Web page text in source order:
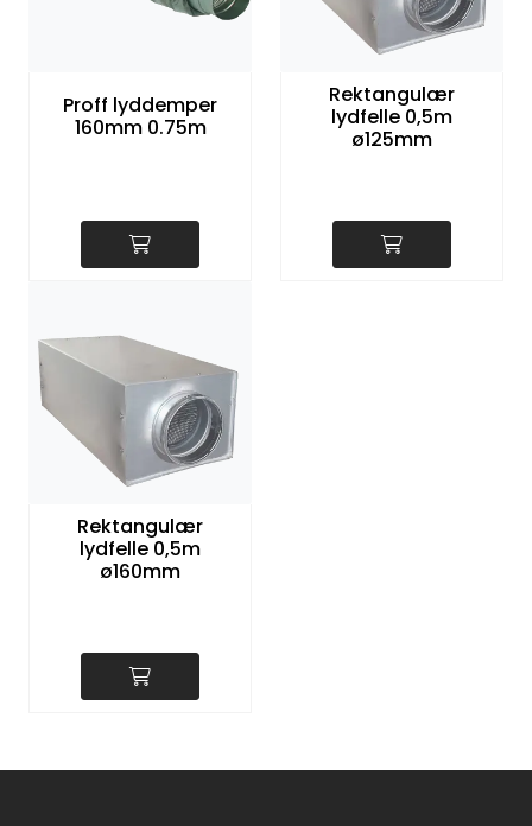
Proff lyddemper
160mm 0.75m
Rektangulær
lydfelle 0,5m
ø125mm
Rektangulær
lydfelle 0,5m
ø160mm